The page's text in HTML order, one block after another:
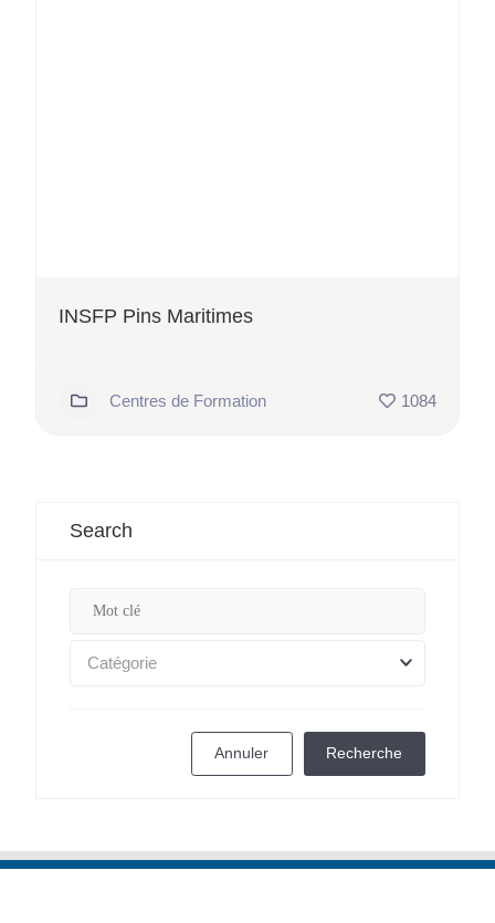
INSFP Pins Maritimes
Centres de Formation 1084
Search
Catégorie
Annuler Recherche